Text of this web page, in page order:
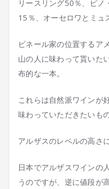
リースリング50％、ピ
15％、オーセロワとミュ
ビネール家の位置するア
山の人に味わって貰いた
布的な一本。
これらは自然派ワインが
味わっていただきたいもの
アルザスのレベルの高さ
日本でアルザスワインの
うのですが、逆に値段が